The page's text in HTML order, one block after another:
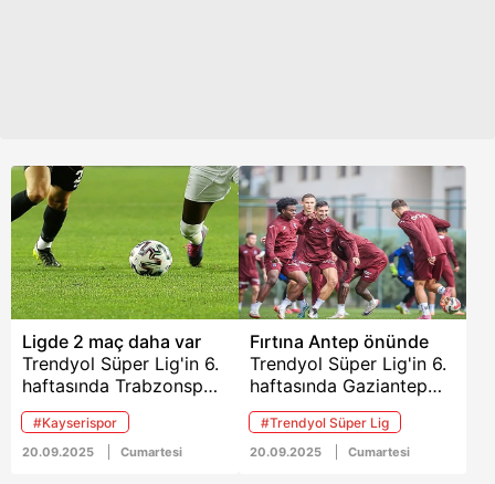
Ligde 2 maç daha var
Trendyol Süper Lig'in 6.
haftasında Trabzonspor-
Gaziantep FK maçının
yanı sıra bugün iki
karşılaşma daha
#Kayserispor
20.09.2025 Cumartesi
Fırtına Antep önünde
Trendyol Süper Lig'in 6.
haftasında Gaziantep
FK'yı konuk edecek
Trabzonspor, iki maçlık
galibiyet hasretine son
#Trendyol Süper Lig
20.09.2025 Cumartesi